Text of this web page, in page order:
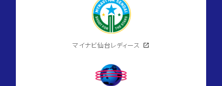
マイナビ仙台レディース open_in_new